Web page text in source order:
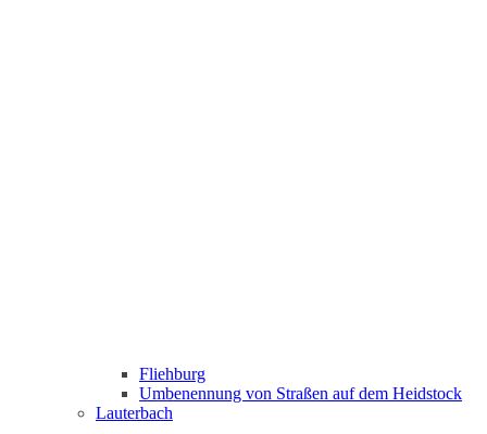
Fliehburg
Umbenennung von Straßen auf dem Heidstock
Lauterbach